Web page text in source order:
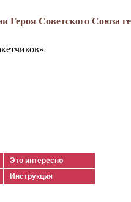
Героя Советского Союза
Это интересно
Инструкция